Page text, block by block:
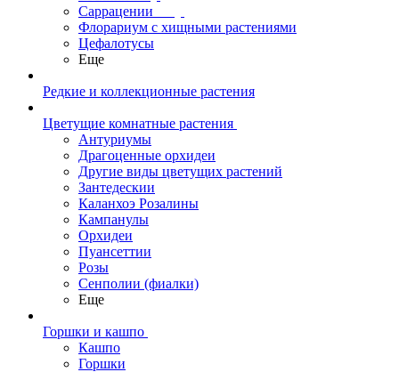
Саррацении
Флорариум с хищными растениями
Цефалотусы
Еще
Редкие и коллекционные растения
Цветущие комнатные растения
Антуриумы
Драгоценные орхидеи
Другие виды цветущих растений
Зантедескии
Каланхоэ Розалины
Кампанулы
Орхидеи
Пуансеттии
Розы
Сенполии (фиалки)
Еще
Горшки и кашпо
Кашпо
Горшки